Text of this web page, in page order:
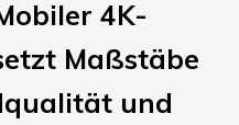
4K-
Maßstäbe
und